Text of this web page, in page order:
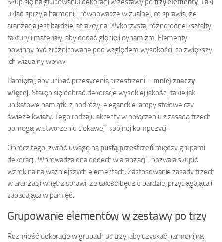
układ sprzyja harmonii i równowadze wizualnej, co sprawia, że
aranżacja jest bardziej atrakcyjna. Wykorzystaj różnorodne kształty,
faktury i materiały, aby dodać głębię i dynamizm. Elementy
powinny być zróżnicowane pod względem wysokości, co zwiększy
ich wizualny wpływ.
Pamiętaj, aby unikać przesycenia przestrzeni – mniej znaczy
więcej . Staręp się dobrać dekoracje wysokiej jakości, takie jak
unikatowe pamiątki z podróży, eleganckie lampy stołowe czy
świeże kwiaty. Tego rodzaju akcenty w połączeniu z zasadą trzech
pomogą w stworzeniu ciekawej i spójnej kompozycji.
Oprócz tego, zwróć uwagę na pustą przestrzeń między grupami
dekoracji. Wprowadza ona oddech w aranżacji i pozwala skupić
wzrok na najważniejszych elementach. Zastosowanie zasady trzech
w aranżacji wnętrz sprawi, że całość będzie bardziej przyciągająca i
zapadająca w pamięć.
Grupowanie elementów w zestawy po trzy
Rozmieść dekoracje w grupach po trzy, aby uzyskać harmonijną